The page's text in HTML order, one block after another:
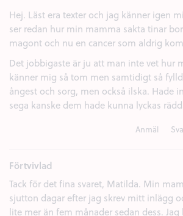
Hej. Läst era texter och jag känner igen
ser redan hur min mamma sakta tinar
magont och nu en cancer som aldrig
Det jobbigaste är ju att man inte vet hur
känner mig så tom men samtidigt så
ångest och sorg, men också ilska. Hade
sega kanske dem hade kunna lyckas
Anmäl
Förtvivlad
Tack för det fina svaret, Matilda. Min
sjutton dagar efter jag skrev mitt inlägg
lite mer än fem månader sedan dess.